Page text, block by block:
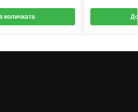
количката